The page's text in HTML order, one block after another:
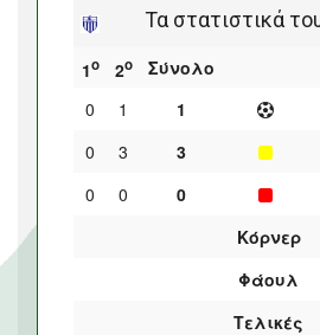
Τα στατιστικά
1ο 2ο Σύνολο
0 1 1
0
3 3
0
0 0
Κόρνερ
Φάουλ
Τελικές